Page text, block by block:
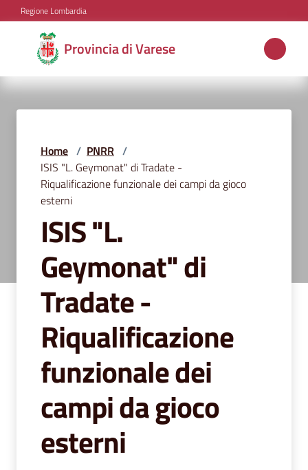
Vai al contenuto
Vai alla navigazione
Vai al footer
Regione Lombardia
Provincia di Varese
Provincia
di
Varese
tematiche
Amministrazione
Servizi
segnalazioni
News
Eventi
Seguici
Home / PNRR /
ISIS "L. Geymonat" di Tradate -
Riqualificazione funzionale dei campi da gioco
esterni
ISIS "L.
Geymonat" di
Tradate -
Riqualificazione
funzionale dei
campi da gioco
esterni